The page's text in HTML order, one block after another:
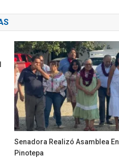
Senadora Realizó Asamblea En
Pinotepa